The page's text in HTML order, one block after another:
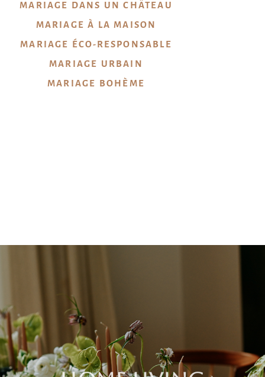
MARIAGE DANS UN CHÂTEAU
MARIAGE À LA MAISON
MARIAGE ÉCO-RESPONSABLE
MARIAGE URBAIN
MARIAGE BOHÈME
HOME LIVING